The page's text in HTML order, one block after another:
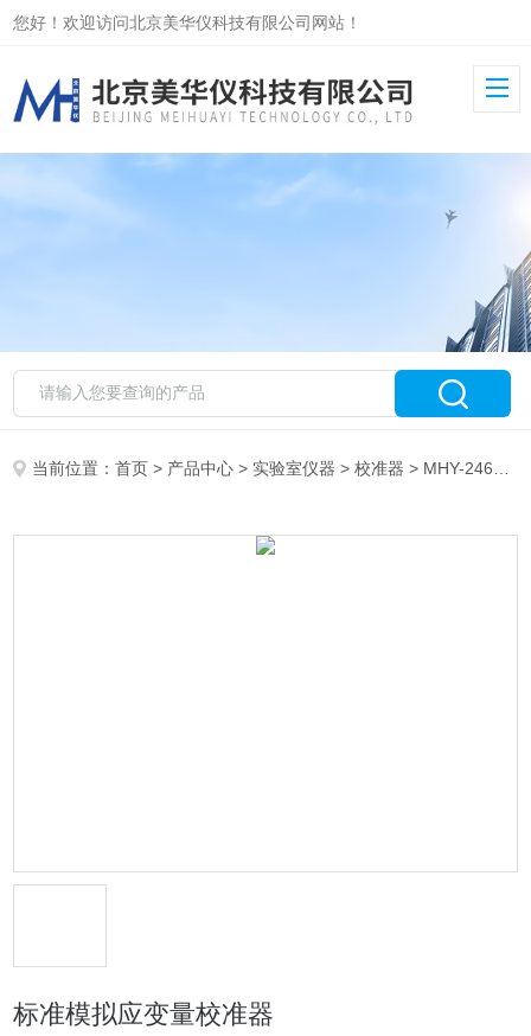
您好！欢迎访问北京美华仪科技有限公司网站！
当前位置：首页 > 产品中心 > 实验室仪器 >校准器 > MHY-24685标准模拟应变量校准器
标准模拟应变量校准器